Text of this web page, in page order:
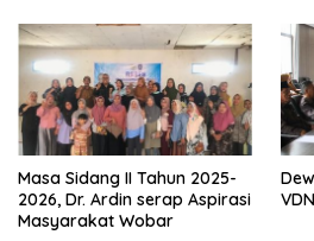
Masa Sidang II Tahun 2025-
2026, Dr. Ardin serap Aspirasi
Masyarakat Wobar